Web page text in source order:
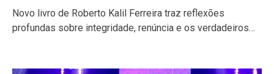
Novo livro de Roberto Kalil Ferreira traz reflexões
profundas sobre integridade, renúncia e os verdadeiros…